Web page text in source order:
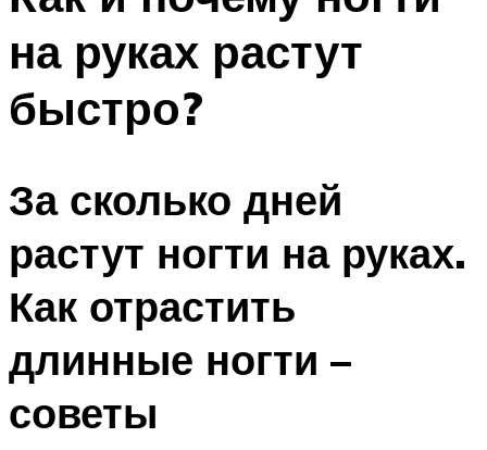
на руках растут
быстро?
За сколько дней
растут ногти на руках.
Как отрастить
длинные ногти –
советы